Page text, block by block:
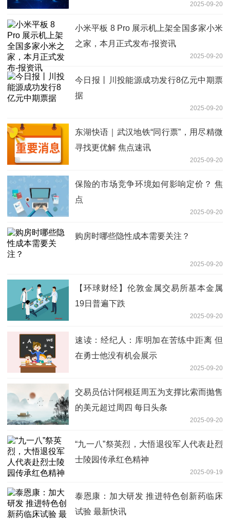
2025-09-20
小米平板 8 Pro 展示机上架全国多家小米
之家，本月正式发布-报资讯
2025-09-20
今日报丨川投能源成功发行8亿元中期票
据
2025-09-20
东湖快语｜武汉地铁“同行票”，用尽精微
寻找更优解 焦点速讯
2025-09-20
保险的市场竞争环境如何影响定价？ 焦
点
2025-09-20
购房时哪些隐性成本需要关注？
2025-09-20
【环球财经】伦敦金属交易所基本金属
19日普遍下跌
2025-09-20
速读：经纪人：库明加在苦练中距离 但
在勇士他没有机会展示
2025-09-20
交易员估计阿根廷周五为支撑比索而抛售
的美元超过周四 每日头条
2025-09-20
“九一八”祭英烈，大悟退役军人代表赴烈
士陵园传承红色精神
2025-09-19
泰恩康：加大研发 推进特色创新药临床
试验 最新快讯